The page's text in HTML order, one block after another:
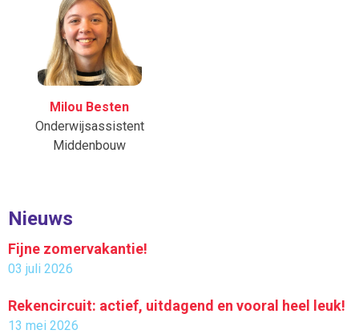
Milou Besten
Onderwijsassistent
Middenbouw
Nieuws
Fijne zomervakantie!
03 juli 2026
Rekencircuit: actief, uitdagend en vooral heel leuk!
13 mei 2026